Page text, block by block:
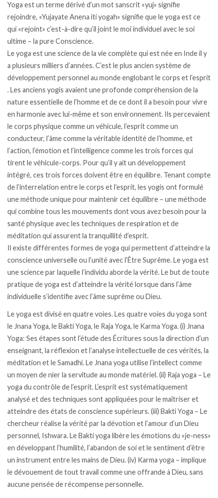
Yoga est un terme dérivé d’un mot sanscrit «yuj» signifie
rejoindre, «Yujayate Anena iti yogah» signifie que le yoga est ce
qui «rejoint» c’est-à-dire qu’il joint le moi individuel avec le soi
ultime – la pure Conscience.
Le yoga est une science de la vie complète qui est née en Inde il y
a plusieurs milliers d’années. C’est le plus ancien système de
développement personnel au monde englobant le corps et l’esprit
. Les anciens yogis avaient une profonde compréhension de la
nature essentielle de l’homme et de ce dont il a besoin pour vivre
en harmonie avec lui-même et son environnement. Ils percevaient
le corps physique comme un véhicule, l’esprit comme un
conducteur, l’âme comme la véritable identité de l’homme, et
l’action, l’émotion et l’intelligence comme les trois forces qui
tirent le véhicule-corps. Pour qu’il y ait un développement
intégré, ces trois forces doivent être en équilibre. Tenant compte
de l’interrelation entre le corps et l’esprit, les yogis ont formulé
une méthode unique pour maintenir cet équilibre – une méthode
qui combine tous les mouvements dont vous avez besoin pour la
santé physique avec les techniques de respiration et de
méditation qui assurent la tranquillité d’esprit.
Il existe différentes formes de yoga qui permettent d’atteindre la
conscience universelle ou l’unité avec l’Être Suprême. Le yoga est
une science par laquelle l’individu aborde la vérité. Le but de toute
pratique de yoga est d’atteindre la vérité lorsque dans l’âme
individuelle s’identifie avec l’âme suprême ou Dieu.
Le yoga est divisé en quatre voies. Les quatre voies du yoga sont
le Jnana Yoga, le Bakti Yoga, le Raja Yoga, le Karma Yoga. (i) Jnana
Yoga: Ses étapes sont l’étude des Écritures sous la direction d’un
enseignant, la réflexion et l’analyse intellectuelle de ces vérités, la
méditation et le Samadhi. Le Jnana yoga utilise l’intellect comme
un moyen de nier la servitude au monde matériel. (ii) Raja yoga – Le
yoga du contrôle de l’esprit. L’esprit est systématiquement
analysé et des techniques sont appliquées pour le maîtriser et
atteindre des états de conscience supérieurs. (iii) Bakti Yoga – Le
chercheur réalise la vérité par la dévotion et l’amour d’un Dieu
personnel, Ishwara. Le Bakti yoga libère les émotions du «je-ness»
en développant l’humilité, l’abandon de soi et le sentiment d’être
un instrument entre les mains de Dieu. (iv) Karma yoga – implique
le dévouement de tout travail comme une offrande à Dieu, sans
aucune pensée de récompense personnelle.